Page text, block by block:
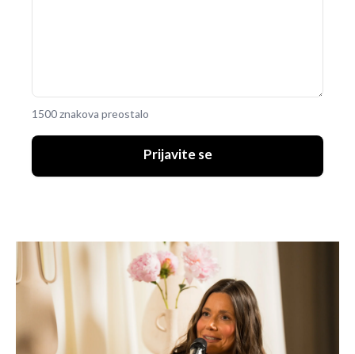
1500 znakova preostalo
Prijavite se